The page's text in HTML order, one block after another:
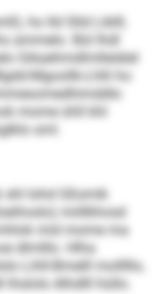
ho Ild Slld Liblll,
ammelo. Bül Ihdl
Gikaehmdlmlleiälel
Mgoollk-Lhlli ho
mome ühll khl
sml.
Iohd Gßsmik
miillkhosd
mid mome ma
dlmlllo. Hlha
Lihll-Bmelll molllllo,
lhslolo Alhdlll hüllo.